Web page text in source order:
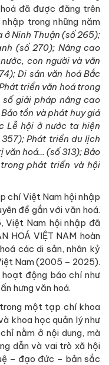
đã được đăng trên
trong những năm
ở Ninh Thuận (số 265);
(số 270); Nâng cao
con người và văn
Di sản văn hoá Bắc
triển văn hoá trong
giải pháp nâng cao
tồn và phát huy giá
Lễ hội ở nước ta hiện
Phát triển du lịch
hoá… (số 313); Bảo
phát triển và hội
chí Việt Nam hội nhập
đề gắn với văn hoá.
Việt Nam hội nhập đã
HOÁ VIỆT NAM hoàn
các di sản, nhân kỷ
Nam (2005 – 2025).
động báo chí như
hưng văn hoá.
một tạp chí khoa
khoa học quản lý như
nằm ở nội dung, mà
dẫn và vai trò xã hội
– đạo đức – bản sắc